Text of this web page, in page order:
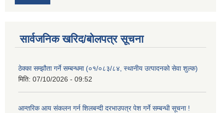
सार्वजनिक खरिद/बोलपत्र सूचना
ठेक्का सम्झौता गर्ने सम्बन्धमा (०१/०८३/८४, स्थानीय उत्पादनको सेवा शुल्क)
मिति: 07/10/2026 - 09:52
आन्तरिक आय संकलन गर्न शिलबन्दी दरभाउपत्र पेश गर्ने सम्बन्धी सूचना !